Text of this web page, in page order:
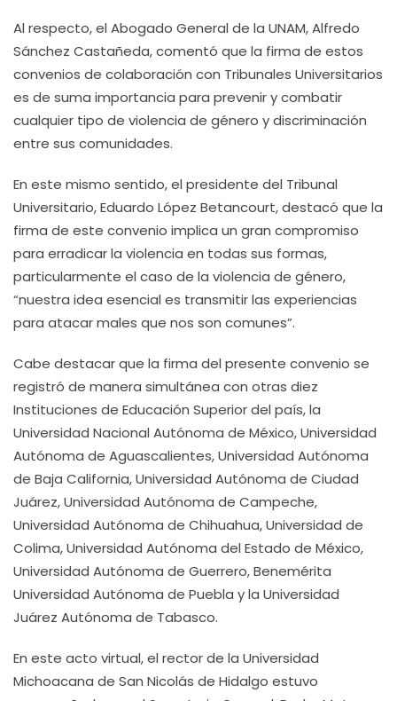
Al respecto, el Abogado General de la UNAM, Alfredo
Sánchez Castañeda, comentó que la firma de estos
convenios de colaboración con Tribunales Universitarios
es de suma importancia para prevenir y combatir
cualquier tipo de violencia de género y discriminación
entre sus comunidades.
En este mismo sentido, el presidente del Tribunal
Universitario, Eduardo López Betancourt, destacó que la
firma de este convenio implica un gran compromiso
para erradicar la violencia en todas sus formas,
particularmente el caso de la violencia de género,
“nuestra idea esencial es transmitir las experiencias
para atacar males que nos son comunes”.
Cabe destacar que la firma del presente convenio se
registró de manera simultánea con otras diez
Instituciones de Educación Superior del país, la
Universidad Nacional Autónoma de México, Universidad
Autónoma de Aguascalientes, Universidad Autónoma
de Baja California, Universidad Autónoma de Ciudad
Juárez, Universidad Autónoma de Campeche,
Universidad Autónoma de Chihuahua, Universidad de
Colima, Universidad Autónoma del Estado de México,
Universidad Autónoma de Guerrero, Benemérita
Universidad Autónoma de Puebla y la Universidad
Juárez Autónoma de Tabasco.
En este acto virtual, el rector de la Universidad
Michoacana de San Nicolás de Hidalgo estuvo